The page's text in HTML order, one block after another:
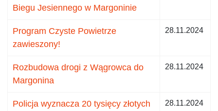
Biegu Jesiennego w Margoninie
Program Czyste Powietrze
zawieszony!
28.11.2024
Rozbudowa drogi z Wągrowca do
Margonina
28.11.2024
Policja wyznacza 20 tysięcy złotych
28.11.2024